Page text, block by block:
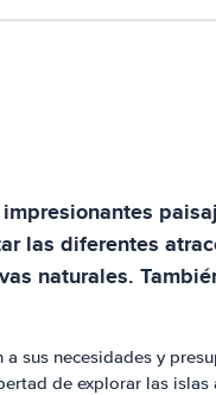
las diferentes
naturales.
sus necesidades y
de explorar las